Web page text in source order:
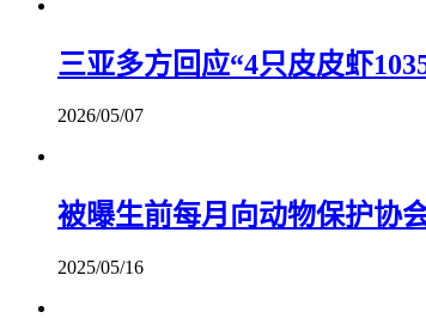
三亚多方回应“4只皮皮虾
2026/05/07
被曝生前每月向动物保护协
2025/05/16